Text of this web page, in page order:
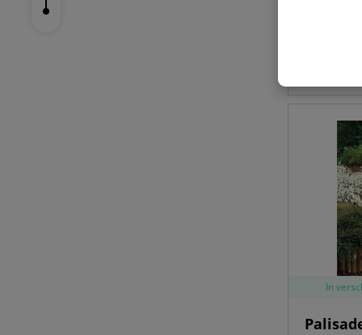
In